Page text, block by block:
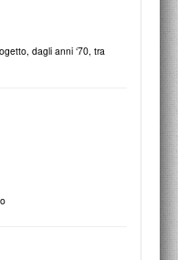
dagli anni ‘70, tra